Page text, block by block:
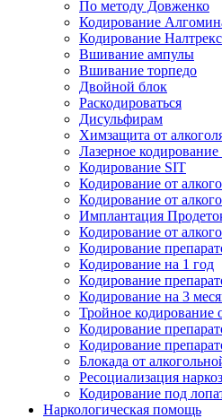
По методу Довженко
Кодирование
Кодирование
Вшивание ампулы
Вшивание торпедо
Двойной блок
Раскодироваться
Дисульфирам
Химзащита от
Лазерное кодирование
Кодирование SIT
Кодирование от
Кодирование от
Имплантация
Кодирование от
Кодирование
Кодирование на 1 год
Кодирование
Кодирование на 3
Тройное кодирование
Кодирование
Кодирование
Блокада от
Ресоциализация
Кодирование под
Наркологическая помощь